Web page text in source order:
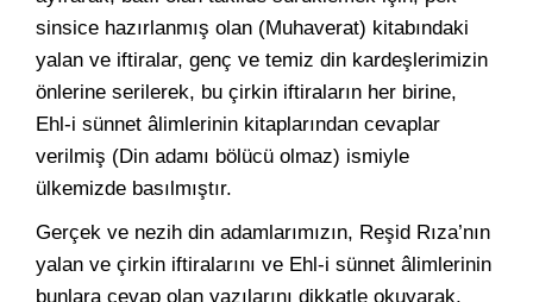
sinsice hazırlanmış olan (Muhaverat) kitabındaki
yalan ve iftiralar, genç ve temiz din kardeşlerimizin
önlerine serilerek, bu çirkin iftiraların her birine,
Ehl-i sünnet âlimlerinin kitaplarından cevaplar
verilmiş (Din adamı bölücü olmaz) ismiyle
ülkemizde basılmıştır.
Gerçek ve nezih din adamlarımızın, Reşid Rıza’nın
yalan ve çirkin iftiralarını ve Ehl-i sünnet âlimlerinin
bunlara cevap olan yazılarını dikkatle okuyarak,